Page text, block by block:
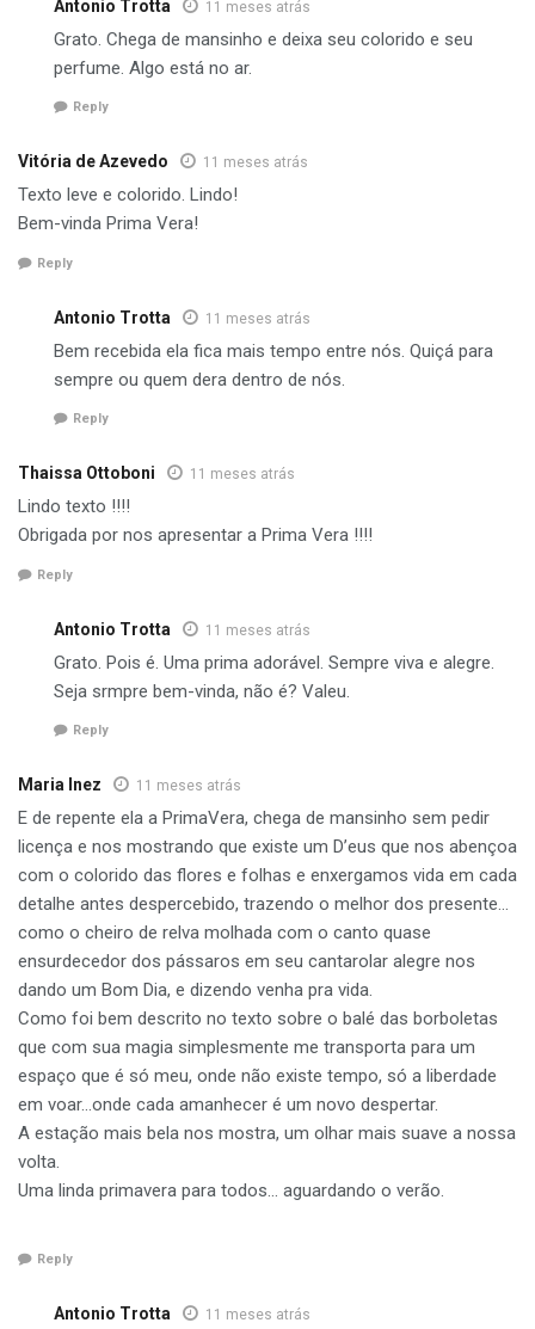
Antonio Trotta 11 meses atrás
Grato. Chega de mansinho e deixa seu colorido e seu
perfume. Algo está no ar.
Reply
Vitória de Azevedo 11 meses atrás
Texto leve e colorido. Lindo!
Bem-vinda Prima Vera!
Reply
Antonio Trotta 11 meses atrás
Bem recebida ela fica mais tempo entre nós. Quiçá para
sempre ou quem dera dentro de nós.
Reply
Thaissa Ottoboni 11 meses atrás
Lindo texto !!!!
Obrigada por nos apresentar a Prima Vera !!!!
Reply
Antonio Trotta 11 meses atrás
Grato. Pois é. Uma prima adorável. Sempre viva e alegre.
Seja srmpre bem-vinda, não é? Valeu.
Reply
Maria Inez 11 meses atrás
E de repente ela a PrimaVera, chega de mansinho sem pedir
licença e nos mostrando que existe um D’eus que nos abençoa
com o colorido das flores e folhas e enxergamos vida em cada
detalhe antes despercebido, trazendo o melhor dos presente…
como o cheiro de relva molhada com o canto quase
ensurdecedor dos pássaros em seu cantarolar alegre nos
dando um Bom Dia, e dizendo venha pra vida.
Como foi bem descrito no texto sobre o balé das borboletas
que com sua magia simplesmente me transporta para um
espaço que é só meu, onde não existe tempo, só a liberdade
em voar…onde cada amanhecer é um novo despertar.
A estação mais bela nos mostra, um olhar mais suave a nossa
volta.
Uma linda primavera para todos… aguardando o verão.
Reply
Antonio Trotta 11 meses atrás